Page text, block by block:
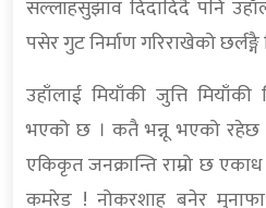
सल्लाहसुझाव दिदादिदै पनि
पसेर गुट निर्माण गरिराखेको छर्लङ्गै
उहाँलाई मियाँकी जुत्ति
भएको छ । कतै भन्नू भएको रहेछ
एकिकृत जनक्रान्ति राम्रो छ
कमरेड ! नोकरशाह बनेर